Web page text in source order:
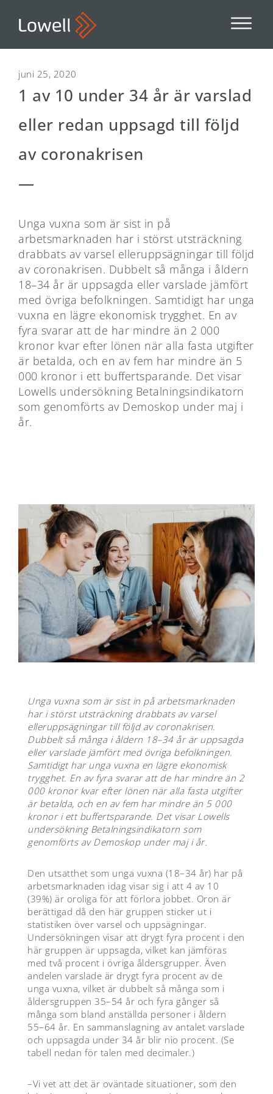
juni 25, 2020
1 av 10 under 34 år är varslad
eller redan uppsagd till följd
av coronakrisen
—
Unga vuxna som är sist in på
arbetsmarknaden har i störst utsträckning
drabbats av varsel elleruppsägningar till följd
av coronakrisen. Dubbelt så många i åldern
18–34 år är uppsagda eller varslade jämfört
med övriga befolkningen. Samtidigt har unga
vuxna en lägre ekonomisk trygghet. En av
fyra svarar att de har mindre än 2 000
kronor kvar efter lönen när alla fasta utgifter
är betalda, och en av fem har mindre än 5
000 kronor i ett buffertsparande. Det visar
Lowells undersökning Betalningsindikatorn
som genomförts av Demoskop under maj i
år.
Unga vuxna som är sist in på arbetsmarknaden
har i störst utsträckning drabbats av varsel
elleruppsägningar till följd av coronakrisen.
Dubbelt så många i åldern 18–34 år är uppsagda
eller varslade jämfört med övriga befolkningen.
Samtidigt har unga vuxna en lägre ekonomisk
trygghet. En av fyra svarar att de har mindre än 2
000 kronor kvar efter lönen när alla fasta utgifter
är betalda, och en av fem har mindre än 5 000
kronor i ett buffertsparande. Det visar Lowells
undersökning Betalningsindikatorn som
genomförts av Demoskop under maj i år.
Den utsatthet som unga vuxna (18–34 år) har på
arbetsmarknaden idag visar sig i att 4 av 10
(39%) är oroliga för att förlora jobbet. Oron är
berättigad då den här gruppen sticker ut i
statistiken över varsel och uppsägningar.
Undersökningen visar att drygt fyra procent i den
här gruppen är uppsagda, vilket kan jämföras
med två procent i övriga åldersgrupper. Även
andelen varslade är drygt fyra procent av de
unga vuxna, vilket är dubbelt så många som i
åldersgruppen 35–54 år och fyra gånger så
många som bland anställda personer i åldern
55–64 år. En sammanslagning av antalet varslade
och uppsagda under 34 år blir nio procent. (Se
tabell nedan för talen med decimaler.)
–Vi vet att det är oväntade situationer, som den